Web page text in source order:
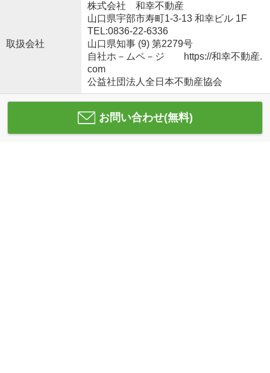
取扱会社
株式会社 和幸不動産
山口県宇部市寿町1-3-13 和幸ビル 1F
TEL:0836-22-6336
山口県知事 (9) 第2279号
自社ホ－ムペ－ジ https://和幸不動産.
com
公益社団法人全日本不動産協会
お問い合わせ(無料)